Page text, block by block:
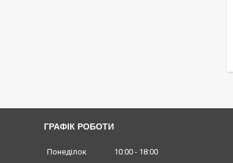
ГРАФІК РОБОТИ
Понеділок 10:00 18:00